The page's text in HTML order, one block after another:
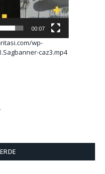
00:07
wp-
caz3.mp4